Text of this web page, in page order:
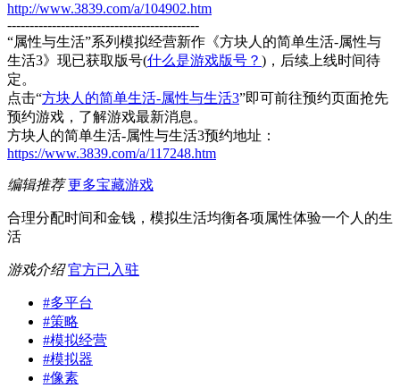
http://www.3839.com/a/104902.htm
-------------------------------------------
“属性与生活”系列模拟经营新作《方块人的简单生活-属性与
生活3》现已获取版号(什么是游戏版号？ )，后续上线时间待
定。
点击“方块人的简单生活-属性与生活3”即可前往预约页面抢先
预约游戏，了解游戏最新消息。
方块人的简单生活-属性与生活3预约地址：
https://www.3839.com/a/117248.htm
编辑推荐 更多宝藏游戏
合理分配时间和金钱，模拟生活均衡各项属性体验一个人的生
活
游戏介绍 官方已入驻
#多平台
#策略
#模拟经营
#模拟器
#像素